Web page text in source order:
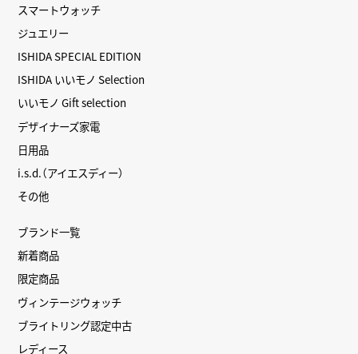
スマートウォッチ
ジュエリー
ISHIDA SPECIAL EDITION
ISHIDA いいモノ Selection
いいモノ Gift selection
デザイナーズ家電
日用品
i.s.d.（アイエスディー）
その他
ブランド一覧
新着商品
限定商品
ヴィンテージウォッチ
ブライトリング認定中古
レディース